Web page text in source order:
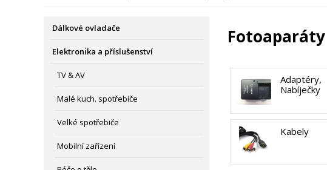
Dálkové ovladače
Elektronika a příslušenství
TV & AV
Malé kuch. spotřebiče
Velké spotřebiče
Mobilní zařízení
Fotoaparáty
Adaptéry,
Nabíječky
Kabely